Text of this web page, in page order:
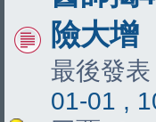
險大增
最後發表
01-01 ,